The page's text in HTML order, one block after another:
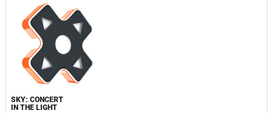
SKY: CONCERT
IN THE LIGHT